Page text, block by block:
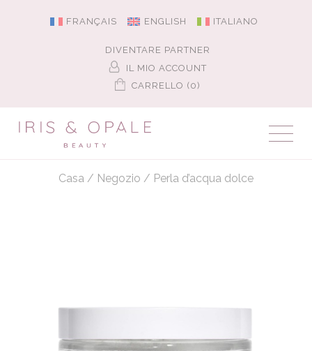
FRANÇAIS ENGLISH ITALIANO
DIVENTARE PARTNER
IL MIO ACCOUNT
CARRELLO (0)
Casa/ Negozio / Perla d’acqua dolce